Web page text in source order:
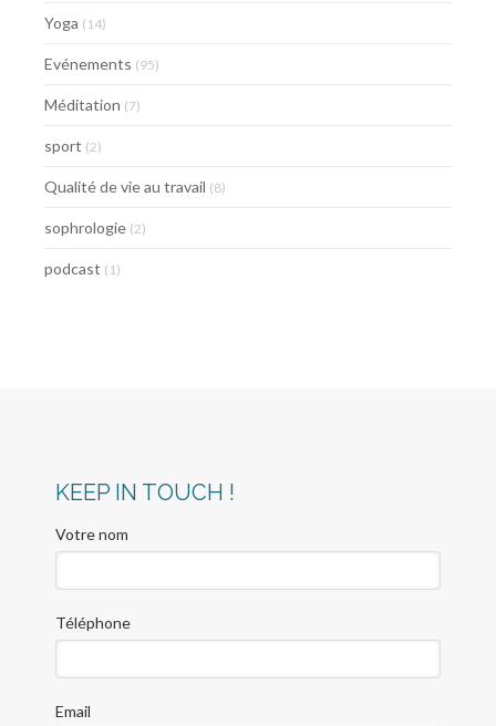
Yoga (14)
Evénements (95)
Méditation (7)
sport (2)
Qualité de vie au travail (8)
sophrologie (2)
podcast (1)
KEEP IN TOUCH !
Votre nom
Téléphone
Email